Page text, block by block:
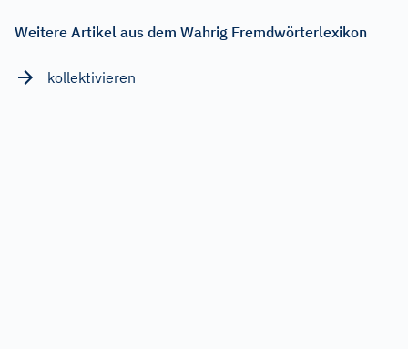
Weitere Artikel aus dem Wahrig Fremdwörterlexikon
kollektivieren